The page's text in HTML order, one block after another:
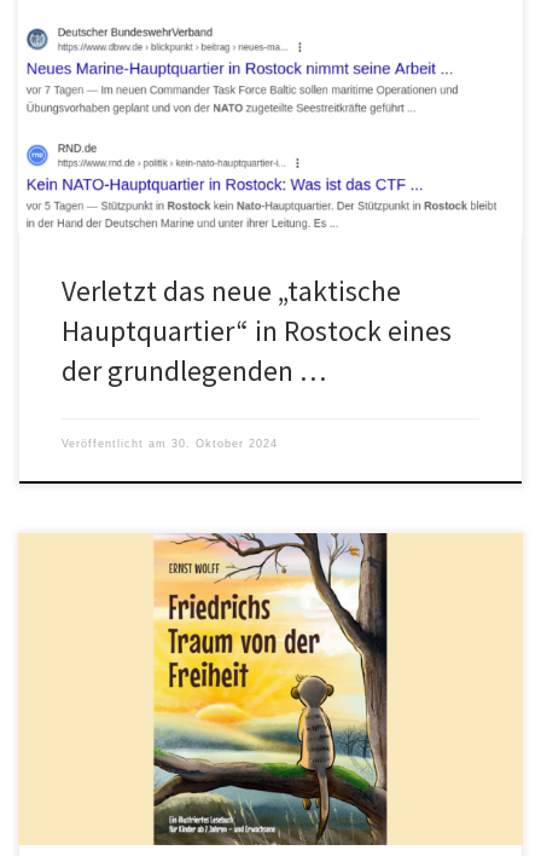
Das neue „taktische Hauptquartier für die Nato“ in Rostock wirft
Fragen auf. Dehnt es die militärische Infrastruktur der NATO auf […]
Verletzt das neue „taktische
Hauptquartier“ in Rostock eines
der grundlegenden …
Veröffentlicht am 30. Oktober 2024
Ginge es nach dem Faktenfuchs des öffentlich-rechtlichen
Bayerischen Rundfunks, wäre der Traum von Freiheit als
gesellschaftliches Übel ausradiert. Auf der […]